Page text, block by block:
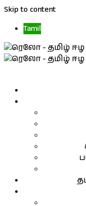
Skip to content
Tamil